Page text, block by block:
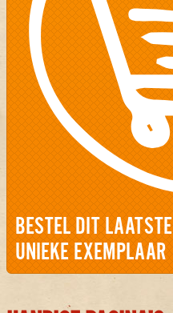
BESTEL DIT LAATSTE
UNIEKE EXEMPLAAR